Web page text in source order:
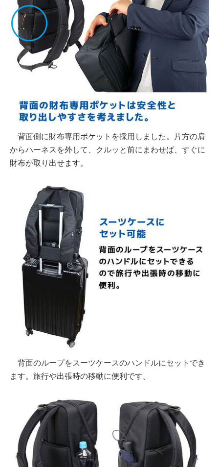
背面側に財布専用ポケットを採用しました。片方の肩
からハーネスを外して、クルッと前にまわせば、すぐに
財布が取り出せます。
背面のループをスーツケースのハンドルにセットでき
ます。旅行や出張時の移動に便利です。